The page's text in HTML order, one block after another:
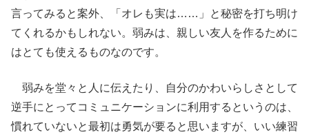
言ってみると案外、「オレも実は……」と秘密を打ち明け
てくれるかもしれない。弱みは、親しい友人を作るために
はとても使えるものなのです。
弱みを堂々と人に伝えたり、自分のかわいらしさとして
逆手にとってコミュニケーションに利用するというのは、
慣れていないと最初は勇気が要ると思いますが、いい練習